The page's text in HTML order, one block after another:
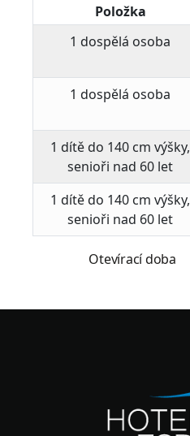
Položka
1 dospělá osoba
1 dospělá osoba
1 dítě do 140 cm výšky,
senioři nad 60 let
1 dítě do 140 cm výšky,
senioři nad 60 let
Otevírací doba